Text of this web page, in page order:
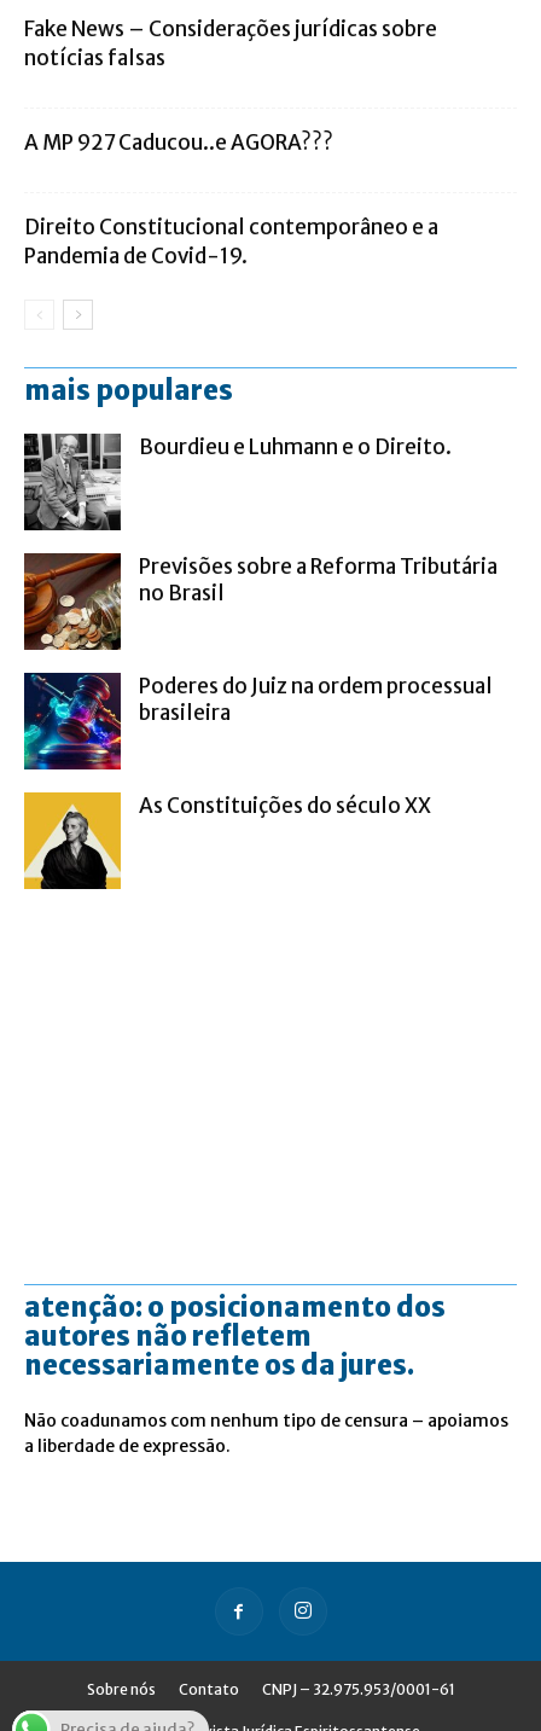
Fake News – Considerações jurídicas sobre
notícias falsas
A MP 927 Caducou..e AGORA???
Direito Constitucional contemporâneo e a
Pandemia de Covid-19.
mais populares
Bourdieu e Luhmann e o Direito.
Previsões sobre a Reforma Tributária
no Brasil
Poderes do Juiz na ordem processual
brasileira
As Constituições do século XX
atenção: o posicionamento dos
autores não refletem
necessariamente os da jures.
Não coadunamos com nenhum tipo de censura – apoiamos
a liberdade de expressão.
Sobre nós Contato CNPJ – 32.975.953/0001-61